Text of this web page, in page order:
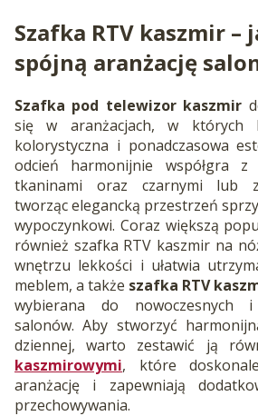
Szafka RTV kaszmir –
spójną aranżację
Szafka pod telewizor kaszmir
się w aranżacjach, w których
kolorystyczna i ponadczasowa
odcień harmonijnie współgra z
tkaninami oraz czarnymi lub
tworząc elegancką przestrzeń
wypoczynkowi. Coraz większą
również szafka RTV kaszmir na
wnętrzu lekkości i ułatwia
meblem, a także szafka RTV
wybierana do nowoczesnych i
salonów. Aby stworzyć
dziennej, warto zestawić ją
kaszmirowymi, które
aranżację i zapewniają
przechowywania.